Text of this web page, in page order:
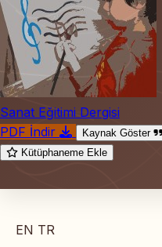
Sanat Eğitimi Dergisi
PDF İndir
Kaynak Göster
Kütüphaneme Ekle
EN TR